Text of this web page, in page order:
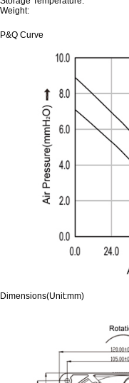
Weight:
P&Q Curve
Dimensions(Unit:mm)